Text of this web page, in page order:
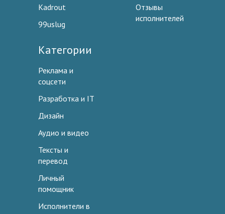
Kadrout
99uslug
Отзывы
исполнителей
Категории
Реклама и
соцсети
Разработка и IT
Дизайн
Аудио и видео
Тексты и
перевод
Личный
помощник
Исполнители в